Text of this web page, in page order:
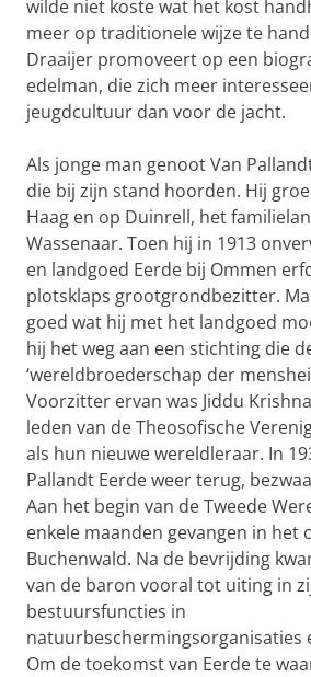
wilde niet koste wat het kost
meer op traditionele wijze te
Draaijer promoveert op een
edelman, die zich meer
jeugdcultuur dan voor de jacht.
Als jonge man genoot Van
die bij zijn stand hoorden. Hij
Haag en op Duinrell, het
Wassenaar. Toen hij in 1913
en landgoed Eerde bij Ommen
plotsklaps grootgrondbezitter.
goed wat hij met het landgoed
hij het weg aan een stichting die
‘wereldbroederschap der
Voorzitter ervan was Jiddu
leden van de Theosofische
als hun nieuwe wereldleraar. In
Pallandt Eerde weer terug,
Aan het begin van de Tweede
enkele maanden gevangen in het
Buchenwald. Na de bevrijding
van de baron vooral tot uiting in
bestuursfuncties in
natuurbeschermingsorganisaties
Om de toekomst van Eerde te